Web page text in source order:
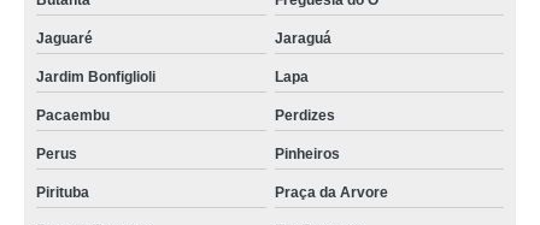
Jaguaré Jaraguá
Jardim Bonfiglioli Lapa
Pacaembu Perdizes
Perus Pinheiros
Pirituba Praça da Arvore